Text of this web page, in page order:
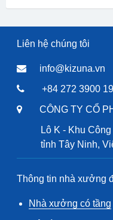
Liên hệ chúng tôi
info@kizuna.vn
+84 272 3900
CÔNG TY CỔ
Lô K - Khu
tỉnh Tây Ninh,
Thông tin nhà xưởng
Nhà xưởng có tầng